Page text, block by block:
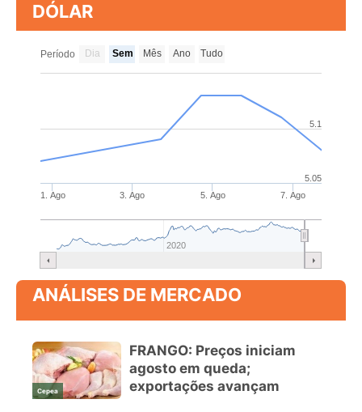
DÓLAR
Período Dia Sem Mês Ano Tudo
1. Ago 3. Ago 5. Ago 7. Ago
2020
5.05
5.1
ANÁLISES DE MERCADO
Cepea
FRANGO: Preços iniciam
agosto em queda;
exportações avançam